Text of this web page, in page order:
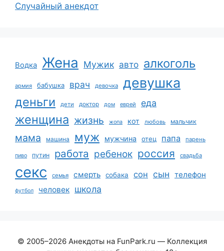
Случайный анекдот
Водка Жена Мужик авто алкоголь
армия бабушка врач девочка девушка
деньги дети доктор дом еврей еда
женщина жизнь жопа кот любовь мальчик
мама машина муж мужчина отец папа парень
пиво путин работа ребенок россия свадьба
секс семья смерть собака сон сын телефон
футбол человек школа
© 2005–2026 Анекдоты на FunPark.ru — Коллекция